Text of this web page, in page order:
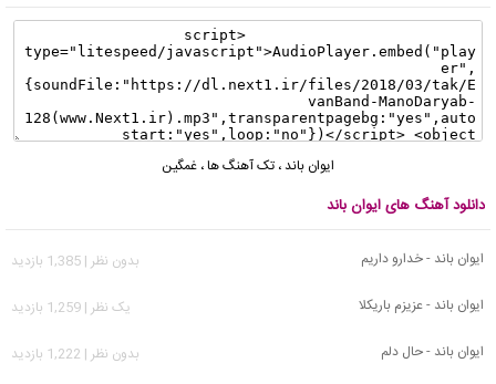
ایوان باند ، تک آهنگ ها، غمگین
دانلود آهنگ های ایوان باند
ایوان باند - خدارو داریم
بدون نظر | 1,385 بازدید
ایوان باند - عزیزم باریکلا
يک نظر | 1,259 بازدید
ایوان باند - حال دلم
بدون نظر | 1,222 بازدید